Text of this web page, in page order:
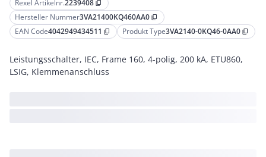
Rexel Artikelnr.2239408 content_copy
Hersteller Nummer3VA21400KQ460AA0 content_copy
EAN Code4042949434511 content_copy Produkt Type3VA2140-0KQ46-0AA0 content_copy
Leistungsschalter, IEC, Frame 160, 4-polig, 200 kA, ETU860,
LSIG, Klemmenanschluss